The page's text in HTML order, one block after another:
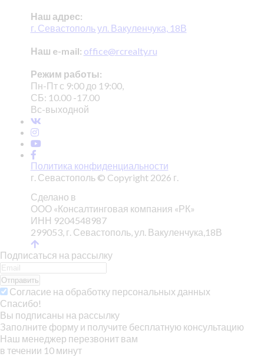
Наш адрес:
г. Севастополь ул. Вакуленчука, 18В
Наш e-mail: office@rcrealty.ru
Режим работы:
Пн-Пт с 9:00 до 19:00,
СБ: 10.00 -17.00
Вс-выходной
Политика конфиденциальности
г. Севастополь © Copyright 2026 г.
Сделано в
ООО «Консалтинговая компания «РК»
ИНН 9204548987
299053, г. Севастополь, ул. Вакуленчука,18В
Подписаться на рассылку
Отправить
Согласие на обработку персональных данных
Спасибо!
Вы подписаны на рассылку
Заполните форму и получите бесплатную консультацию
Наш менеджер перезвонит вам
в течении 10 минут